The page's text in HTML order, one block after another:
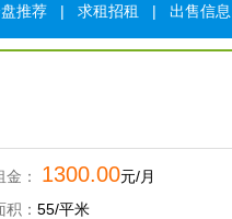
推荐 | 求租招租 | 出售信息
金： 1300.00元/月
积： 55/平米